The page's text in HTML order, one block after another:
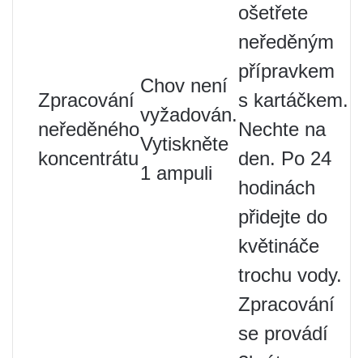
Zpracování
neředěného
koncentrátu
Chov není
vyžadován.
Vytiskněte
1 ampuli
ošetřete
neředěným
přípravkem
s kartáčkem.
Nechte na
den. Po 24
hodinách
přidejte do
květináče
trochu vody.
Zpracování
se provádí